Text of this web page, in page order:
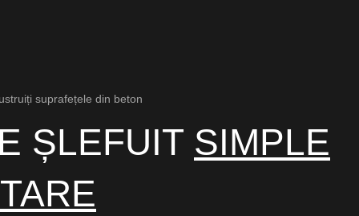
suprafețele din beton
ȘLEFUIT SIMPLE